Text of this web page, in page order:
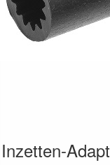
Inzetten-